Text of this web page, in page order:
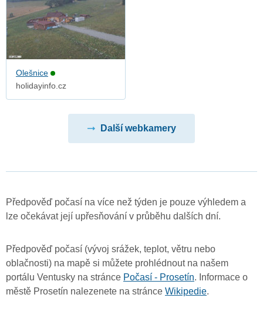
Olešnice
holidayinfo.cz
Další webkamery
Předpověď počasí na více než týden je pouze výhledem a
lze očekávat její upřesňování v průběhu dalších dní.
Předpověď počasí (vývoj srážek, teplot, větru nebo
oblačnosti) na mapě si můžete prohlédnout na našem
portálu Ventusky na stránce Počasí - Prosetín. Informace o
městě Prosetín nalezenete na stránce Wikipedie.